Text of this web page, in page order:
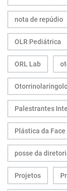
nota de repúdio
OLR Pediátrica
ORL Lab
Palestrantes
Plástica da Face
posse da
Projetos